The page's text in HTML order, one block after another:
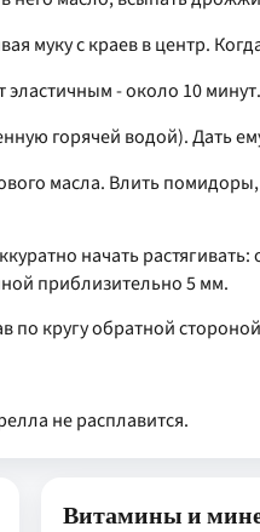
муку с краев в центр.
эластичным - около 10 минут.
горячей водой). Дать
масла. Влить
начать
приблизительно 5 мм.
по кругу обратной
не расплавится.
Витамины и